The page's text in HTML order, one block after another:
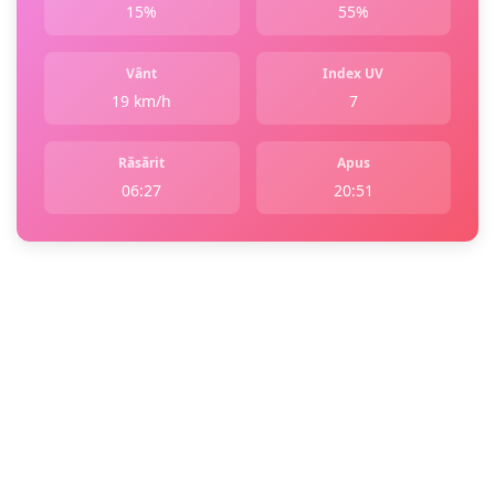
15% 55%
Vânt
19 km/h
Index UV
7
Răsărit
06:27
Apus
20:51